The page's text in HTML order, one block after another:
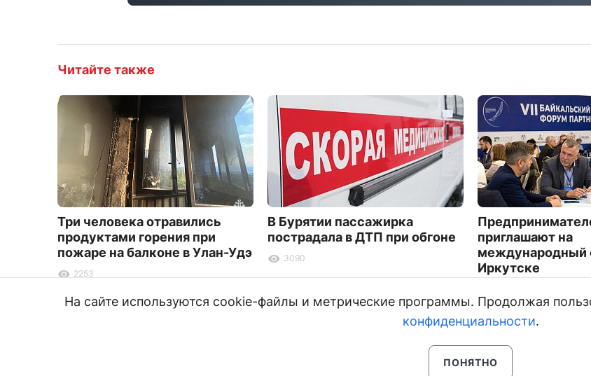
Читайте также
Три человека отравились
продуктами горения при
пожаре на балконе в Улан-Удэ
2253
В Бурятии пассажирка
пострадала в ДТП при обгоне
3090
приглашают на
международный
Иркутске
На сайте используются cookie-файлы и метрические программы. Продолжая
конфиденциальности.
ПОНЯТНО